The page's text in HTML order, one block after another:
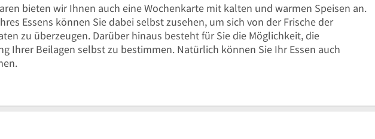
bieten wir Ihnen auch eine Wochenkarte mit kalten und warmen Speisen an.
Essens können Sie dabei selbst zusehen, um sich von der Frische der
zu überzeugen. Darüber hinaus besteht für Sie die Möglichkeit, die
Ihrer Beilagen selbst zu bestimmen. Natürlich können Sie Ihr Essen auch